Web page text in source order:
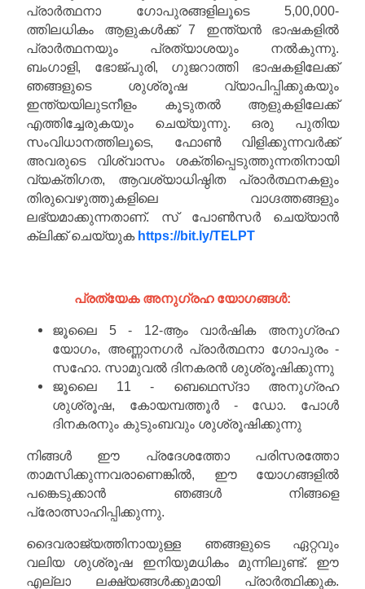
പ്രാർത്ഥനാ ഗോപുരങ്ങളിലൂടെ 5,00,000-
ത്തിലധികം ആളുകൾക്ക് 7 ഇന്ത്യൻ ഭാഷകളിൽ
പ്രാർത്ഥനയും പ്രത്യാശയും നൽകുന്നു.
ബംഗാളി, ഭോജ്പുരി, ഗുജറാത്തി ഭാഷകളിലേക്ക്
ഞങ്ങളുടെ ശുശ്രൂഷ വ്യാപിപ്പിക്കുകയും
ഇന്ത്യയിലുടനീളം കൂടുതൽ ആളുകളിലേക്ക്
എത്തിച്ചേരുകയും ചെയ്യുന്നു. ഒരു പുതിയ
സംവിധാനത്തിലൂടെ, ഫോൺ വിളിക്കുന്നവർക്ക്
അവരുടെ വിശ്വാസം ശക്തിപ്പെടുത്തുന്നതിനായി
വ്യക്തിഗത, ആവശ്യാധിഷ്ഠിത പ്രാർത്ഥനകളും
തിരുവെഴുത്തുകളിലെ വാഗ്ദത്തങ്ങളും
ലഭ്യമാക്കുന്നതാണ്. സ് പോൺസർ ചെയ്യാൻ
ക്ലിക്ക് ചെയ്യുക https://bit.ly/TELPT
പ്രത്യേക അനുഗ്രഹ യോഗങ്ങൾ:
ജൂലൈ 5 - 12-ആം വാർഷിക അനുഗ്രഹ
യോഗം, അണ്ണാനഗർ പ്രാർത്ഥനാ ഗോപുരം -
സഹോ. സാമുവൽ ദിനകരൻ ശുശ്രൂഷിക്കുന്നു
ജൂലൈ 11 - ബെഥെസ്ദാ അനുഗ്രഹ
ശുശ്രൂഷ, കോയമ്പത്തൂർ - ഡോ. പോൾ
ദിനകരനും കുടുംബവും ശുശ്രൂഷിക്കുന്നു
നിങ്ങൾ ഈ പ്രദേശത്തോ പരിസരത്തോ
താമസിക്കുന്നവരാണെങ്കിൽ, ഈ യോഗങ്ങളിൽ
പങ്കെടുക്കാൻ ഞങ്ങൾ നിങ്ങളെ
പ്രോത്സാഹിപ്പിക്കുന്നു.
ദൈവരാജ്യത്തിനായുള്ള ഞങ്ങളുടെ ഏറ്റവും
വലിയ ശുശ്രൂഷ ഇനിയുമധികം മുന്നിലുണ്ട്. ഈ
എല്ലാ ലക്ഷ്യങ്ങൾക്കുമായി പ്രാർത്ഥിക്കുക.